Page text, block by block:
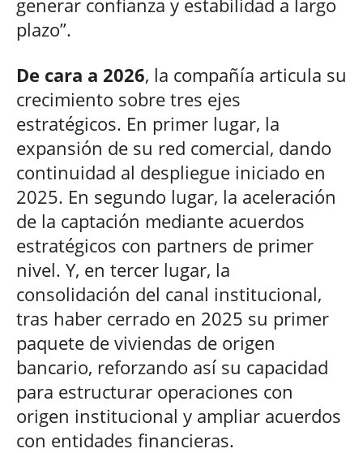
plazo”.
De cara a 2026, la compañía articula su
crecimiento sobre tres ejes
estratégicos. En primer lugar, la
expansión de su red comercial, dando
continuidad al despliegue iniciado en
2025. En segundo lugar, la aceleración
de la captación mediante acuerdos
estratégicos con partners de primer
nivel. Y, en tercer lugar, la
consolidación del canal institucional,
tras haber cerrado en 2025 su primer
paquete de viviendas de origen
bancario, reforzando así su capacidad
para estructurar operaciones con
origen institucional y ampliar acuerdos
con entidades financieras.